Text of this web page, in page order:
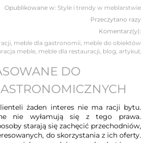
Opublikowane w: Style i trendy w meblarstwie
Przeczytano razy
Komentarz(y):
meble dla gastronomii meble do obiektów
meble meble dla restauracji blog artykuł
DO
żaden interes nie ma racji bytu.
nie wyłamują się z tego prawa.
starają się zachęcić przechodniów,
do skorzystania z ich oferty.